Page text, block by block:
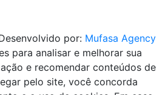
por: Mufasa Agency
para analisar e melhorar sua
e recomendar conteúdos de
pelo site, você concorda